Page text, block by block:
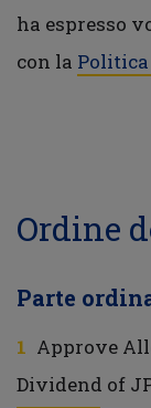
ha espresso
con la
Ordine
Parte
Approve
Dividend of